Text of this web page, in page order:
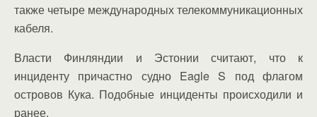
также четыре международных телекоммуникационных
кабеля.
Власти Финляндии и Эстонии считают, что к
инциденту причастно судно Eagle S под флагом
островов Кука. Подобные инциденты происходили и
ранее.